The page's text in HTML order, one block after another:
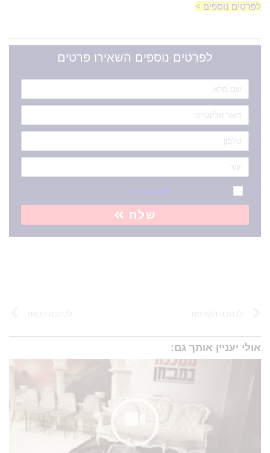
לפרטים נוספים >
לפרטים נוספים השאירו פרטים
תקנון האתר
שלח
אולי יעניין אותך גם: